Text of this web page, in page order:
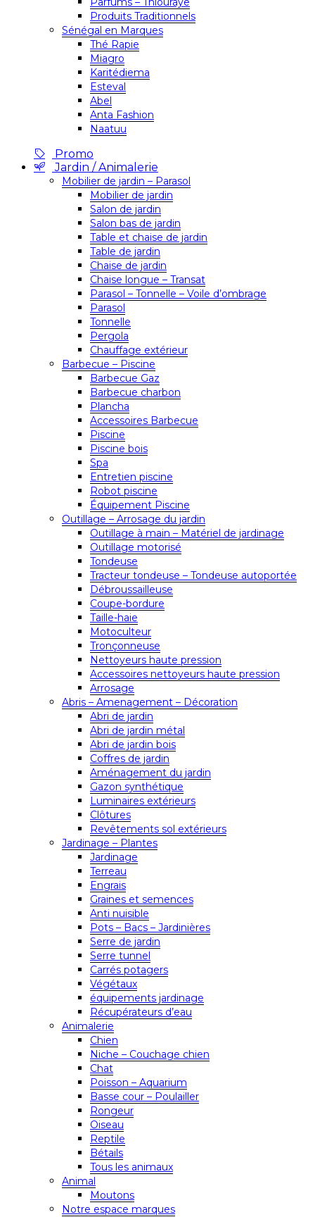
Produits Traditionnels
Sénégal en Marques
Thé Rapie
Miagro
Karitédiema
Esteval
Abel
Anta Fashion
Naatuu
Promo
Jardin / Animalerie
Mobilier de jardin – Parasol
Mobilier de jardin
Salon de jardin
Salon bas de jardin
Table et chaise de jardin
Table de jardin
Chaise de jardin
Chaise longue – Transat
Parasol – Tonnelle – Voile d’ombrage
Parasol
Tonnelle
Pergola
Chauffage extérieur
Barbecue – Piscine
Barbecue Gaz
Barbecue charbon
Plancha
Accessoires Barbecue
Piscine
Piscine bois
Spa
Entretien piscine
Robot piscine
Équipement Piscine
Outillage – Arrosage du jardin
Outillage à main – Matériel de jardinage
Outillage motorisé
Tondeuse
Tracteur tondeuse – Tondeuse autoportée
Débroussailleuse
Coupe-bordure
Taille-haie
Motoculteur
Tronçonneuse
Nettoyeurs haute pression
Accessoires nettoyeurs haute pression
Arrosage
Abris – Amenagement – Décoration
Abri de jardin
Abri de jardin métal
Abri de jardin bois
Coffres de jardin
Aménagement du jardin
Gazon synthétique
Luminaires extérieurs
Clôtures
Revêtements sol extérieurs
Jardinage – Plantes
Jardinage
Terreau
Engrais
Graines et semences
Anti nuisible
Pots – Bacs – Jardinières
Serre de jardin
Serre tunnel
Carrés potagers
Végétaux
équipements jardinage
Récupérateurs d’eau
Animalerie
Chien
Niche – Couchage chien
Chat
Poisson – Aquarium
Basse cour – Poulailler
Rongeur
Oiseau
Reptile
Bétails
Tous les animaux
Animal
Moutons
Notre espace marques